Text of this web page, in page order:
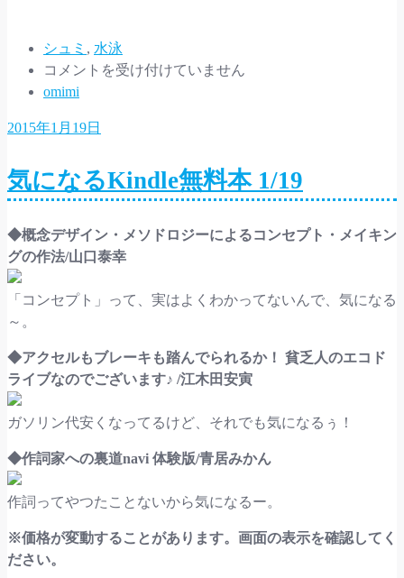
み
中…
シュミ , 水泳
【水
泳
記】
リ
ア
は
コメントを受け付けていません
omimi
2015年1月19日
気になるKindle無料本 1/19
◆概念デザイン・メソドロジーによるコンセプト・メイキン
グの作法/山口泰幸
「コンセプト」って、実はよくわかってないんで、気になる
～。
◆アクセルもブレーキも踏んでられるか！ 貧乏人のエコド
ライブなのでございます♪ /江木田安寅
ガソリン代安くなってるけど、それでも気になるぅ！
◆作詞家への裏道navi 体験版/青居みかん
作詞ってやつたことないから気になるー。
※価格が変動することがあります。画面の表示を確認してく
ださい。